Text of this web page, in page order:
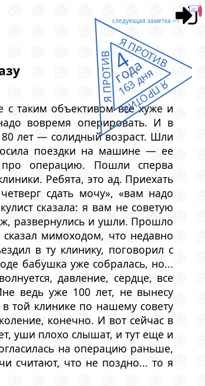
следующая заметка >>
с таким объективом все хуже и
вовремя оперировать. И в
лет — солидный возраст. Шли
поездки на машине — ее
операцию. Пошли сперва
Ребята, это ад. Приехать
сдать мочу», «вам надо
сказала: я вам не советую
развернулись и ушли. Прошло
мимоходом, что недавно
в ту клинику, поговорил с
бабушка уже собралась, но...
давление, сердце, все
ведь уже 100 лет, не вынесу
той клинике по нашему совету
конечно. И вот сейчас в
уши плохо слышат, и тут еще и
на операцию раньше,
считают, что не поздно... то я
Я ПРОТИВЯ ПРОТИВ
Я ПРОТИВ
4
года
163 дня